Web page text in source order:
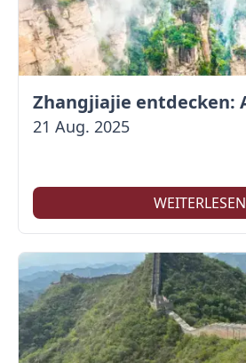
21 Aug. 2025
WEITERLESEN